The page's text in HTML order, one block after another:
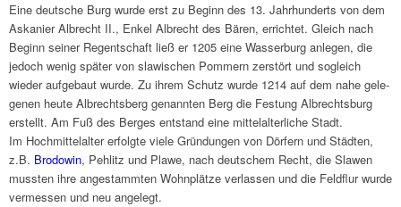
Eine deut­sche Burg wurde erst zu Beginn des 13. Jahr­hun­derts von dem
Aska­nier Albrecht II., Enkel Albrecht des Bären, errich­tet. Gleich nach
Beginn seiner Regent­schaft ließ er 1205 eine Wasser­burg anle­gen, die
jedoch wenig später von slawi­schen Pommern zerstört und sogleich
wieder aufge­baut wurde. Zu ihrem Schutz wurde 1214 auf dem nahe gele­
ge­nen heute Albrechts­berg genann­ten Berg die Festung Albrechts­burg
erstellt. Am Fuß des Berges entstand eine mittel­al­ter­li­che Stadt.
Im Hoch­mit­tel­al­ter erfolgte viele Grün­dun­gen von Dörfern und Städ­ten,
z.B. Brodo­win, Pehlitz und Plawe, nach deut­schem Recht, die Slawen
muss­ten ihre ange­stamm­ten Wohn­plätze verlas­sen und die Feld­flur wurde
vermes­sen und neu ange­legt.